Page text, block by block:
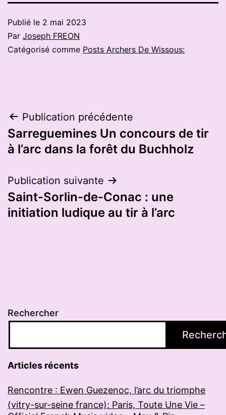
Publié le 2 mai 2023
Par Joseph FREON
Catégorisé comme Posts Archers De Wissous:
Navigation
de
Publication précédente
Sarreguemines Un concours de tir
à l’arc dans la forêt du Buchholz
Publication suivante
Saint-Sorlin-de-Conac : une
initiation ludique au tir à l’arc
Rechercher
Articles récents
Rencontre : Ewen Guezenoc, l’arc du triomphe
(vitry-sur-seine france): Paris, Toute Une Vie –